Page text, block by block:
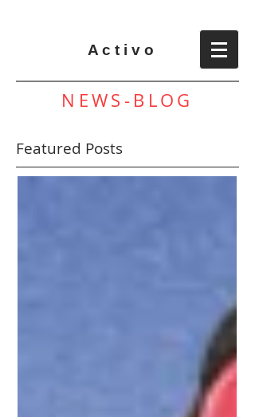
A c t i v o
NEWS-BLOG
Featured Posts